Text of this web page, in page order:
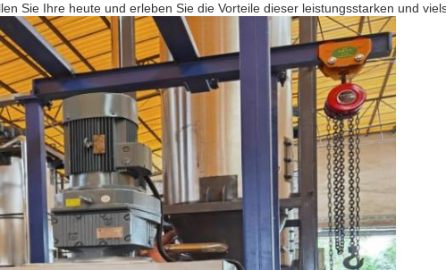
Sie Ihre heute und erleben Sie die Vorteile dieser leistungsstarken und